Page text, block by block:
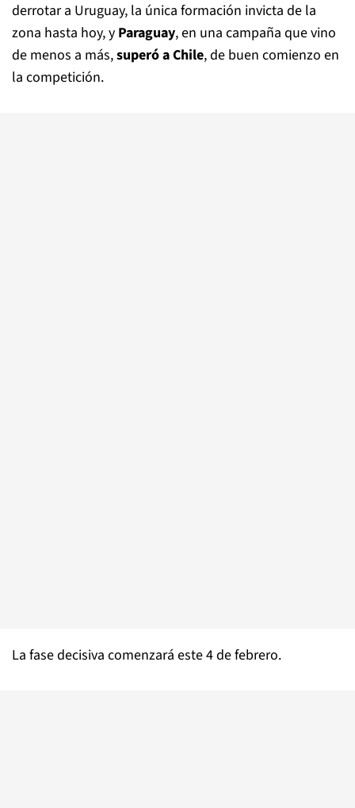
derrotar a Uruguay, la única formación invicta de la
zona hasta hoy, y Paraguay, en una campaña que vino
de menos a más,superó a Chile, de buen comienzo en
la competición.
La fase decisiva comenzará este 4 de febrero.